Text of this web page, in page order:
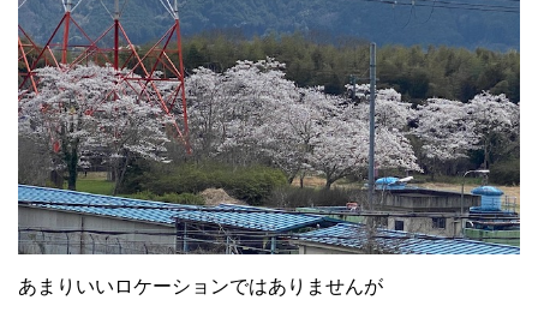
あまりいいロケーションではありませんが